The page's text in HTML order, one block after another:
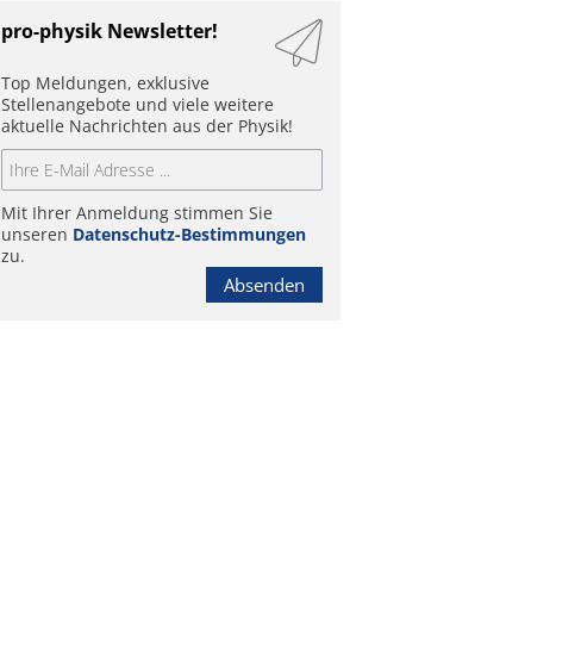
pro-physik Newsletter!
Top Meldungen, exklusive
Stellenangebote und viele weitere
aktuelle Nachrichten aus der Physik!
Mit Ihrer Anmeldung stimmen Sie
unseren Datenschutz-Bestimmungen
zu.
Absenden